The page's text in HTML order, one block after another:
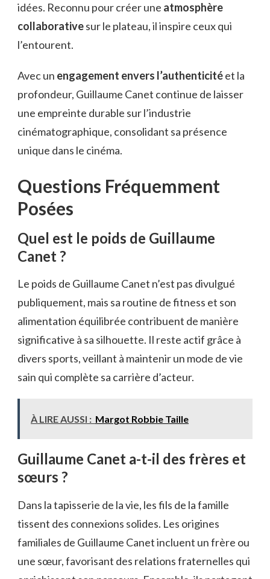
idées. Reconnu pour créer une atmosphère
collaborativesur le plateau, il inspire ceux qui
l’entourent.
Avec un engagement envers l’authenticitéet la
profondeur, Guillaume Canet continue de laisser
une empreinte durable sur l’industrie
cinématographique, consolidant sa présence
unique dans le cinéma.
Questions Fréquemment
Posées
Quel est le poids de Guillaume
Canet ?
Le poids de Guillaume Canet n’est pas divulgué
publiquement, mais sa routine de fitness et son
alimentation équilibrée contribuent de manière
significative à sa silhouette. Il reste actif grâce à
divers sports, veillant à maintenir un mode de vie
sain qui complète sa carrière d’acteur.
À LIRE AUSSI : Margot Robbie Taille
Guillaume Canet a-t-il des frères et
sœurs ?
Dans la tapisserie de la vie, les fils de la famille
tissent des connexions solides. Les origines
familiales de Guillaume Canet incluent un frère ou
une sœur, favorisant des relations fraternelles qui